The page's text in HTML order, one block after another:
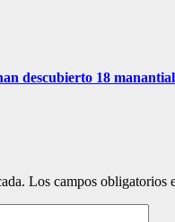
descubierto 18
Los campos obligatorios